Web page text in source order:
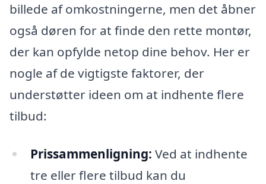
billede af omkostningerne, men det åbner
også døren for at finde den rette montør,
der kan opfylde netop dine behov. Her er
nogle af de vigtigste faktorer, der
understøtter ideen om at indhente flere
tilbud:
Prissammenligning: Ved at indhente
tre eller flere tilbud kan du